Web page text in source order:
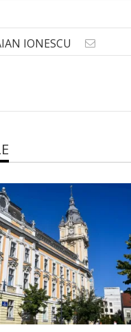
IONESCU